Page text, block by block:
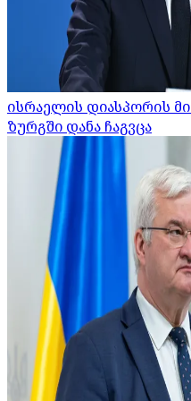
ისრაელის დიასპორის
ზურგში დანა ჩაგვცა